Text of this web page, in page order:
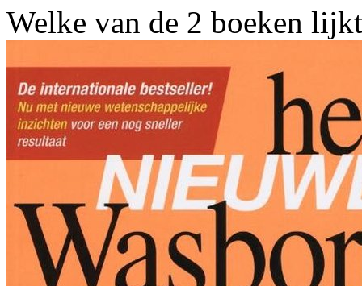
Welke van de 2 boeken